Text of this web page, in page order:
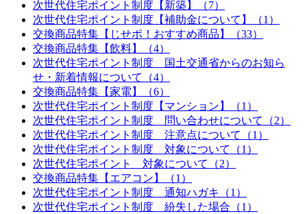
次世代住宅ポイント制度【新築】（7）
次世代住宅ポイント制度【補助金について】（1）
交換商品特集【じせポ！おすすめ商品】（33）
交換商品特集【飲料】（4）
次世代住宅ポイント制度 国土交通省からのお知ら
せ・新着情報について（4）
交換商品特集【家電】（6）
次世代住宅ポイント制度【マンション】（1）
次世代住宅ポイント制度 問い合わせについて（2）
次世代住宅ポイント制度 注意点について（1）
次世代住宅ポイント制度 対象について（1）
次世代住宅ポイント 対象について（2）
交換商品特集【エアコン】（1）
次世代住宅ポイント制度 通知ハガキ（1）
次世代住宅ポイント制度 紛失した場合（1）